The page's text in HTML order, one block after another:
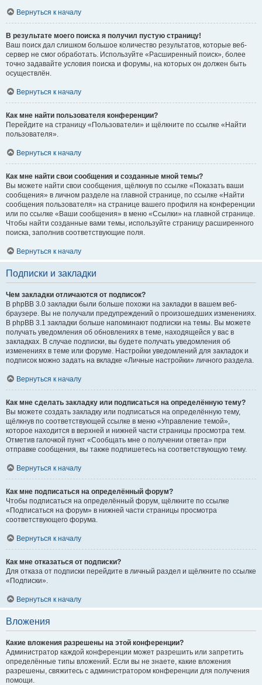
Вернуться к началу
В результате моего поиска я получил пустую страницу!
Ваш поиск дал слишком большое количество результатов, которые веб-
сервер не смог обработать. Используйте «Расширенный поиск», более
точно задавайте условия поиска и форумы, на которых он должен быть
осуществлён.
Вернуться к началу
Как мне найти пользователя конференции?
Перейдите на страницу «Пользователи» и щёлкните по ссылке «Найти
пользователя».
Вернуться к началу
Как мне найти свои сообщения и созданные мной темы?
Вы можете найти свои сообщения, щёлкнув по ссылке «Показать ваши
сообщения» в личном разделе на главной странице, по ссылке «Найти
сообщения пользователя» на странице вашего профиля на конференции
или по ссылке «Ваши сообщения» в меню «Ссылки» на главной странице.
Чтобы найти созданные вами темы, используйте страницу расширенного
поиска, заполнив соответствующие поля.
Вернуться к началу
Подписки и закладки
Чем закладки отличаются от подписок?
В phpBB 3.0 закладки были больше похожи на закладки в вашем веб-
браузере. Вы не получали предупреждений о произошедших изменениях.
В phpBB 3.1 закладки больше напоминают подписки на темы. Вы можете
получать уведомления об обновлениях в теме, находящейся у вас в
закладках. В случае подписки, вы будете получать уведомления об
изменениях в теме или форуме. Настройки уведомлений для закладок и
подписок можно задать на вкладке «Личные настройки» личного раздела.
Вернуться к началу
Как мне сделать закладку или подписаться на определённую тему?
Вы можете создать закладку или подписаться на определённую тему,
щёлкнув по соответствующей ссылке в меню «Управление темой»,
которое находится в верхней и нижней части страницы просмотра тем.
Отметив галочкой пункт «Сообщать мне о получении ответа» при
отправке сообщения, вы также подпишетесь на соответствующую тему.
Вернуться к началу
Как мне подписаться на определённый форум?
Чтобы подписаться на определённый форум, щёлкните по ссылке
«Подписаться на форум» в нижней части страницы просмотра
соответствующего форума.
Вернуться к началу
Как мне отказаться от подписки?
Для отказа от подписки перейдите в личный раздел и щёлкните по ссылке
«Подписки».
Вернуться к началу
Вложения
Какие вложения разрешены на этой конференции?
Администратор каждой конференции может разрешить или запретить
определённые типы вложений. Если вы не знаете, какие вложения
разрешены, свяжитесь с администратором конференции для получения
помощи.